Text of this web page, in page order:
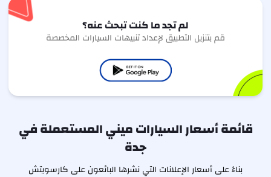
لم تجد ما كنت تبحث عنه؟
قم بتنزيل التطبيق لإعداد تنبيهات السيارات المخصصة
قائمة أسعار السيارات ميني المستعملة في
جدة
بناءً على أسعار الإعلانات التي نشرها البائعون على كارسويتش